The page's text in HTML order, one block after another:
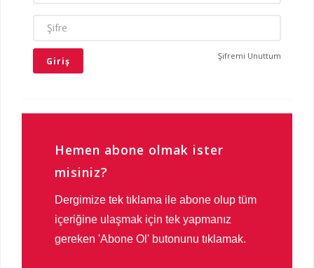
ŞIFRE
Şifremi Unuttum
Hemen abone olmak ister
misiniz?
Dergimize tek tıklama ile abone olup tüm
içeriğine ulaşmak için tek yapmanız
gereken 'Abone Ol' butonunu tıklamak.